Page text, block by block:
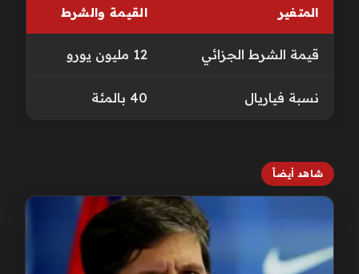
المتغير القيمة والشرط
قيمة الشرط الجزائي 12 مليون يورو
نسبة فياريال 40 بالمئة
شاهد أيضاً